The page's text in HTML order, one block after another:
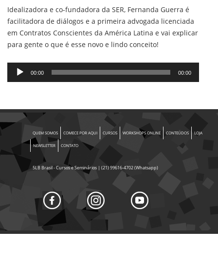
Idealizadora e co-fundadora da SER, Fernanda Guerra é
facilitadora de diálogos e a primeira advogada licenciada
em Contratos Conscientes da América Latina e vai explicar
para gente o que é esse novo e lindo conceito!
Tocador
de
00:00 00:00
QUEM SOMOS COMECE POR AQUI CURSOS WORKSHOPS ONLINE CONTEÚDOS LOJA
NEWSLETTER CONTATO
5LB Brasil - Cursos e Seminários | (21) 99616-4702 (Whatsapp)